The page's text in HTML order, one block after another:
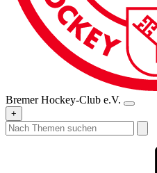
Bremer Hockey-Club e.V.
+